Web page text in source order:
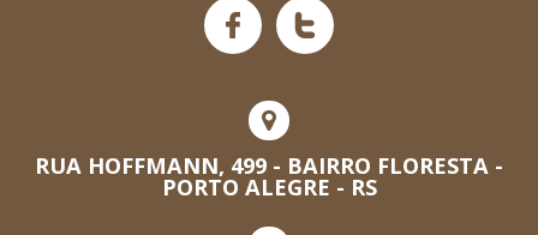
RUA HOFFMANN, 499 - BAIRRO FLORESTA -
PORTO ALEGRE - RS